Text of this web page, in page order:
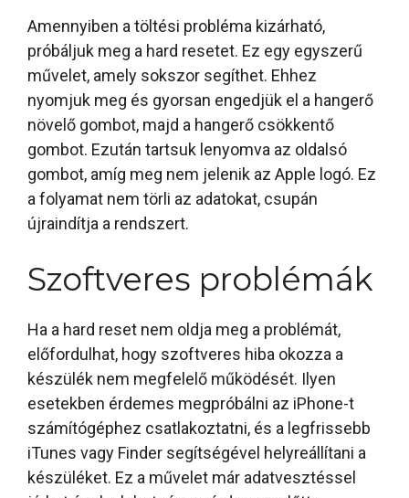
Amennyiben a töltési probléma kizárható,
próbáljuk meg a hard resetet. Ez egy egyszerű
művelet, amely sokszor segíthet. Ehhez
nyomjuk meg és gyorsan engedjük el a hangerő
növelő gombot, majd a hangerő csökkentő
gombot. Ezután tartsuk lenyomva az oldalsó
gombot, amíg meg nem jelenik az Apple logó. Ez
a folyamat nem törli az adatokat, csupán
újraindítja a rendszert.
Szoftveres problémák
Ha a hard reset nem oldja meg a problémát,
előfordulhat, hogy szoftveres hiba okozza a
készülék nem megfelelő működését. Ilyen
esetekben érdemes megpróbálni az iPhone-t
számítógéphez csatlakoztatni, és a legfrissebb
iTunes vagy Finder segítségével helyreállítani a
készüléket. Ez a művelet már adatvesztéssel